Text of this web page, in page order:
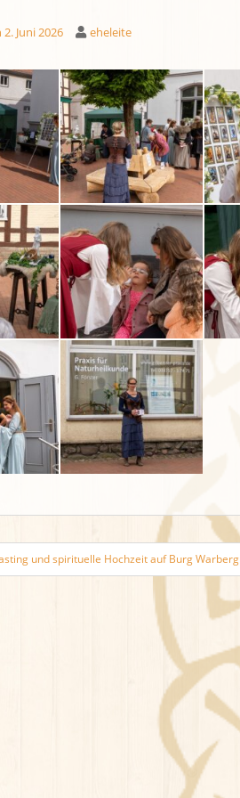
Juni 2026 eheleite
und spirituelle Hochzeit auf Burg Warberg